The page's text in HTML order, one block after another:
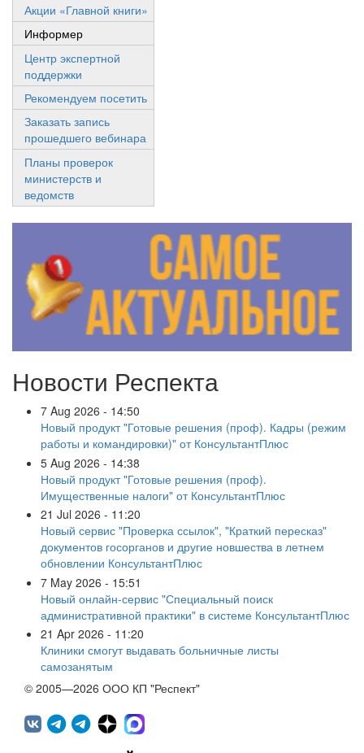
Акции «Главной книги»
Информер
Центр экспертной
поддержки
Рекомендуем посетить
Заказать запись
прошедшего вебинара
Планы проверок
министерств и
ведомств
Новости Респекта
7 Aug 2026 - 14:50
Новый продукт "Готовые решения (проф). Кадры (режим
работы и командировки)" от КонсультантПлюс
5 Aug 2026 - 14:38
Новый продукт "Готовые решения (проф).
Имущественные налоги" от КонсультантПлюс
21 Jul 2026 - 11:20
Новый сервис "Проверка ссылок", "Краткий пересказ"
документов госорганов и другие новшества в летнем
обновлении КонсультантПлюс
7 May 2026 - 15:51
Новый онлайн-сервис "Специальный поиск
административной практики" в системе КонсультантПлюс
21 Apr 2026 - 11:20
Клиники смогут выдавать больничные листы
самозанятым
© 2005—2026 ООО КП "Респект"